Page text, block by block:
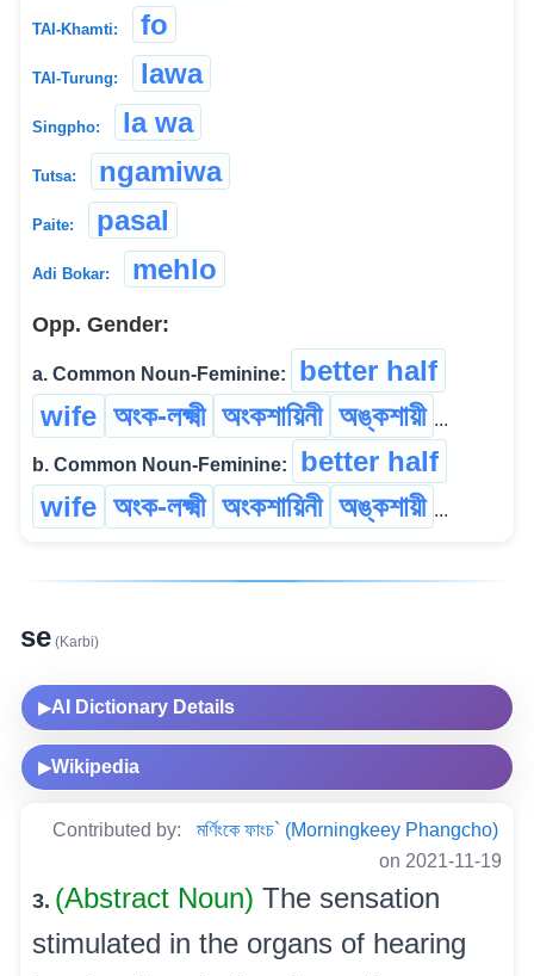
TAI-Khamti: fo
TAI-Turung: lawa
Singpho: la wa
Tutsa: ngamiwa
Paite: pasal
Adi Bokar: mehlo
Opp. Gender:
a. Common Noun-Feminine:
better half
wife অংক-লক্ষ্মী অংকশায়িনী অঙ্কশায়ী ...
b. Common Noun-Feminine:
better half
wife অংক-লক্ষ্মী অংকশায়িনী অঙ্কশায়ী ...
se (Karbi)
▶AI Dictionary Details
▶Wikipedia
Contributed by:
মৰ্ণিংকে ফাংচ` (Morningkeey Phangcho)
on 2021-11-19
3. (Abstract Noun) The sensation
stimulated in the organs of hearing